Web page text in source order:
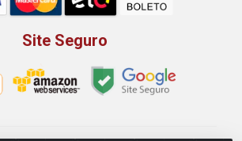
Site Seguro